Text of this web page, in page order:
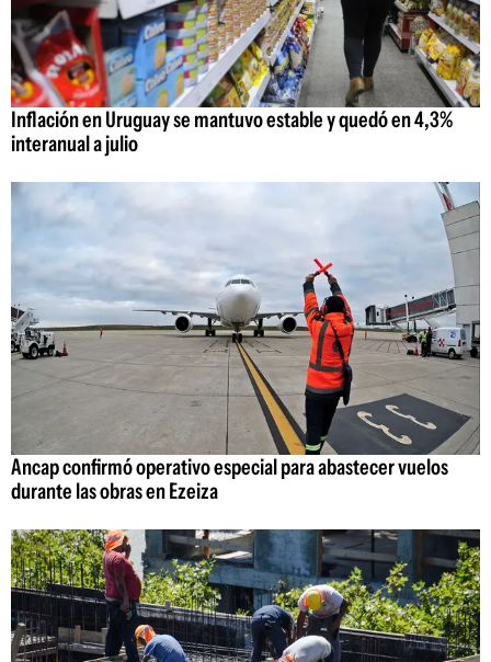
Inflación en Uruguay se mantuvo estable y quedó en 4,3%
interanual a julio
Ancap confirmó operativo especial para abastecer vuelos
durante las obras en Ezeiza